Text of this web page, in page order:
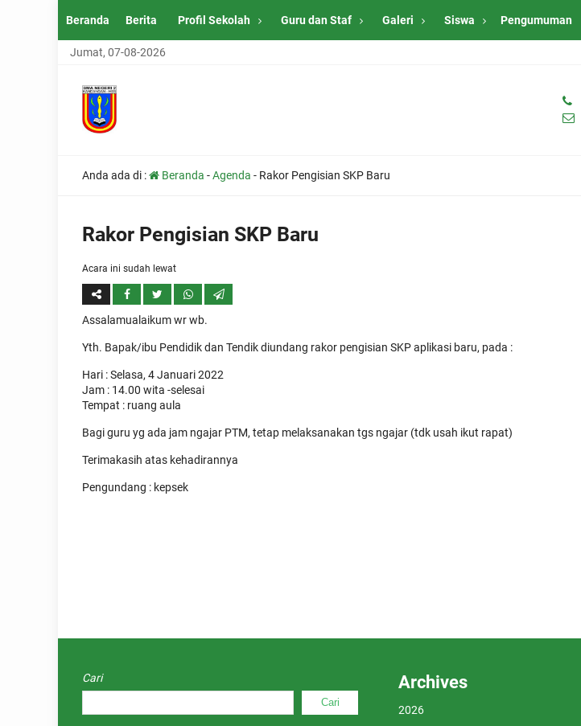
Beranda Berita Profil Sekolah Guru dan Staf Galeri Siswa Pengumuman
Jumat, 07-08-2026
Anda ada di : Beranda -Agenda - Rakor Pengisian SKP Baru
Rakor Pengisian SKP Baru
Acara ini sudah lewat
Assalamualaikum wr wb.
Yth. Bapak/ibu Pendidik dan Tendik diundang rakor pengisian SKP aplikasi baru, pada :
Hari : Selasa, 4 Januari 2022
Jam : 14.00 wita -selesai
Tempat : ruang aula
Bagi guru yg ada jam ngajar PTM, tetap melaksanakan tgs ngajar (tdk usah ikut rapat)
Terimakasih atas kehadirannya
Pengundang : kepsek
Cari
Cari
Archives
2026